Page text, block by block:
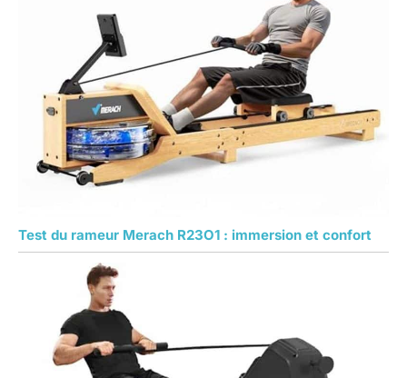
Test du rameur Merach R23O1 : immersion et confort